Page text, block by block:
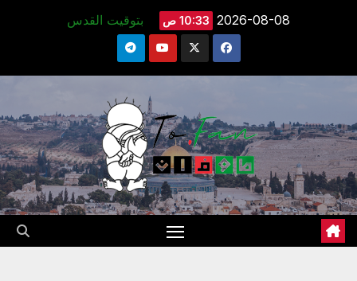
2026-08-08 10:33 ص بتوقيت القدس